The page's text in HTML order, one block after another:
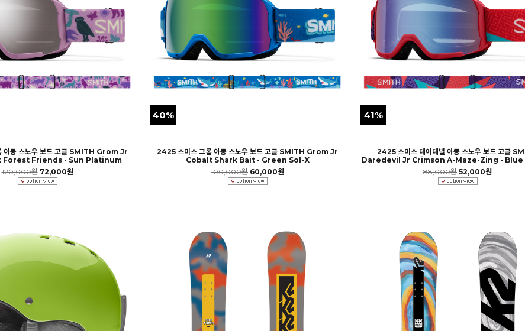
아동 스노우 보드 고글 SMITH Grom Jr
Forest Friends - Sun Platinum
120,000원 72,000원
40%
2425 스미스 그롬 아동 스노우 보드 고글 SMITH Grom Jr
Cobalt Shark Bait - Green Sol-X
100,000원 60,000원
41%
2425 스미스 데어데빌 아동 스노우 보드 고글
Daredevil Jr Crimson A-Maze-Zing - Blue
88,000원 52,000원